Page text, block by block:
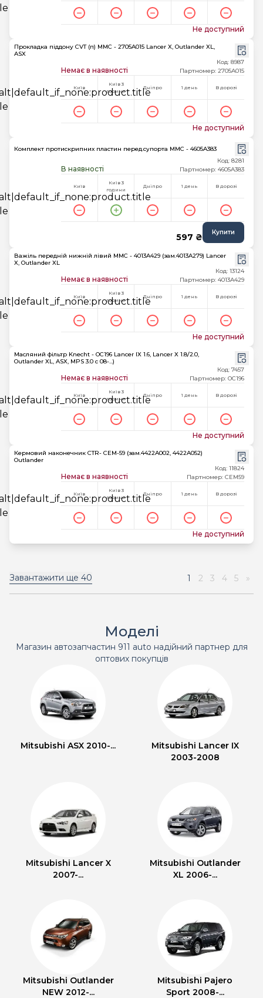
Не доступний
Прокладка піддону CVT (п) MMC - 2705A015 Lancer X, Outlander XL,
ASX
Немає в наявності
Код: 8987
Партномер: 2705A015
Київ
Київ 3
години
Дніпро 1 день В дорозі
Не доступний
Комплект протиcкрипних пластин перед.супорта MMC - 4605A383
В наявності
Код: 8281
Партномер: 4605A383
Київ
Київ 3
години
Дніпро 1 день В дорозі
597 ₴ Купити
Важіль передній нижній лівий MMC - 4013A429 (зам.4013A279) Lancer
X, Outlander XL
Немає в наявності
Код: 13124
Партномер: 4013A429
Київ
Київ 3
години
Дніпро 1 день В дорозі
Не доступний
Масляний фільтр Knecht - OC196 Lancer IX 1.6, Lancer X 1.8/2.0,
Outlander XL, ASX, MPS 3.0 c 08-...)
Немає в наявності
Код: 7457
Партномер: OC196
Київ
Київ 3
години
Дніпро 1 день В дорозі
Не доступний
Кермовий наконечник CTR- CEM-59 (зам.4422A002, 4422A052)
Outlander
Немає в наявності
Код: 11824
Партномер: CEM59
Київ
Київ 3
години
Дніпро 1 день В дорозі
Не доступний
Завантажити ще 40 1 2 3 4 5 »
Моделі
Магазин автозапчастин 911 auto надійний партнер для
оптових покупців
Mitsubishi ASX 2010-...
Mitsubishi Lancer IX
2003-2008
Mitsubishi Lancer X
2007-...
Mitsubishi Outlander
XL 2006-...
Mitsubishi Outlander
NEW 2012-...
Mitsubishi Pajero
Sport 2008-...